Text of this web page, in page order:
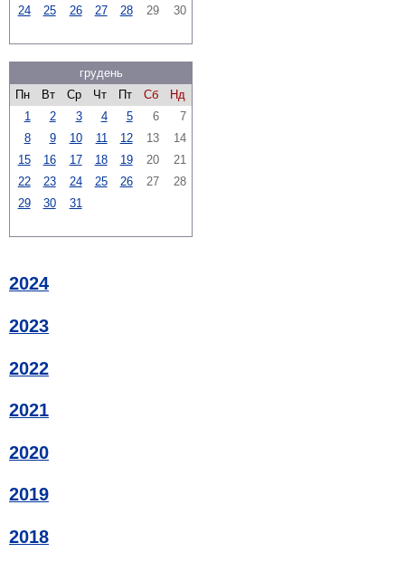
24 25 26 27 28 29 30
грудень
Пн
Вт Ср Чт Пт Сб
Нд
1
2 3 4 5 6
7
8
9 10 11 12 13
14
15
16 17 18 19 20
21
22
23 24 25 26 27
28
29
30 31
2024
2023
2022
2021
2020
2019
2018